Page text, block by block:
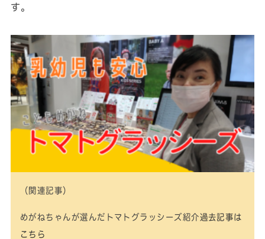
す。
（関連記事）
めがねちゃんが選んだトマトグラッシーズ紹介過去記事は
こちら